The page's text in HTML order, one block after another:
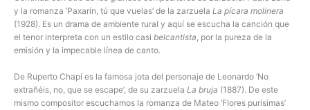
y la romanza ‘Paxarín, tú que vuelas’ de la zarzuela La pícara molinera
(1928). Es un drama de ambiente rural y aquí se escucha la canción que
el tenor interpreta con un estilo casi belcantista , por la pureza de la
emisión y la impecable línea de canto.
De Ruperto Chapí es la famosa jota del personaje de Leonardo ‘No
extrañéis, no, que se escape’, de su zarzuela La bruja (1887). De este
mismo compositor escuchamos la romanza de Mateo ‘Flores purísimas’